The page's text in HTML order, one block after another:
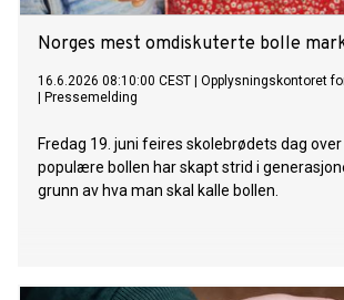
Norges mest omdiskuterte bolle
16.6.2026 08:10:00 CEST
Opplysningskontoret
Pressemelding
Fredag 19. juni feires skolebrødets dag
populære bollen har skapt strid i
grunn av hva man skal kalle bollen.